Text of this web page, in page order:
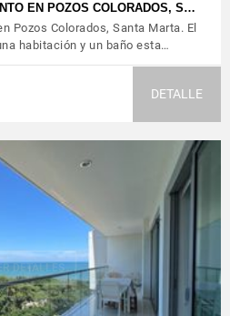
EN POZOS COLORADOS, S…
Pozos Colorados, Santa Marta. El
habitación y un baño esta…
DETALLE
DETALLES